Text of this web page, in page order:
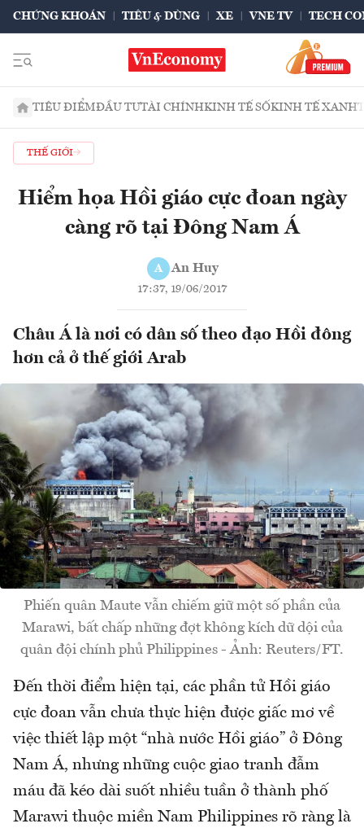
CHỨNG KHOÁN TIÊU & DÙNG XE VNE TV TECH
TIÊU ĐIỂMĐẦU TƯTÀI CHÍNHKINH TẾ SỐKINH TẾ XANH
THẾ GIỚI
Hiểm họa Hồi giáo cực đoan ngày
càng rõ tại Đông Nam Á
A An Huy
17:37, 19/06/2017
Châu Á là nơi có dân số theo đạo Hồi đông
hơn cả ở thế giới Arab
Phiến quân Maute vẫn chiếm giữ một số phần của
Marawi, bất chấp những đợt không kích dữ dội của
quân đội chính phủ Philippines - Ảnh: Reuters/FT.
Đến thời điểm hiện tại, các phần tử Hồi giáo
cực đoan vẫn chưa thực hiện được giấc mơ về
việc thiết lập một “nhà nước Hồi giáo” ở Đông
Nam Á, nhưng những cuộc giao tranh đẫm
máu đã kéo dài suốt nhiều tuần ở thành phố
Marawi thuộc miền Nam Philippines rõ ràng là